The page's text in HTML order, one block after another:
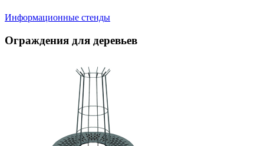
Информационные стенды
Ограждения для деревьев